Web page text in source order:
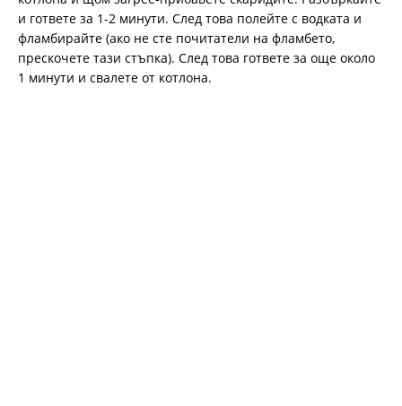
и гответе за 1-2 минути. След това полейте с водката и
фламбирайте (ако не сте почитатели на фламбето,
прескочете тази стъпка). След това гответе за още около
1 минути и свалете от котлона.